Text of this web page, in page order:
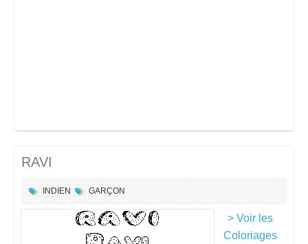
RAVI
INDIEN GARÇON
> Voir les
Coloriages